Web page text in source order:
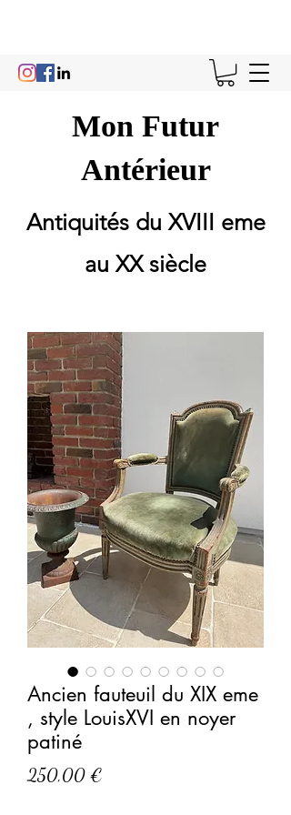
Mon Futur
Antérieur
Antiquités du XVIII eme
au XX siècle
Ancien fauteuil du XIX eme
, style LouisXVI en noyer
patiné
250,00 €